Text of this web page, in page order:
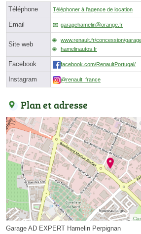
Téléphone Téléphoner à l'agence de location
Email garagehamelinⓐorange.fr
Site web
www.renault.fr/concession/
hamelinautos.fr
Facebook facebook.com/RenaultPortugal/
Instagram @renault_france
Plan et adresse
Garage AD EXPERT Hamelin Perpignan